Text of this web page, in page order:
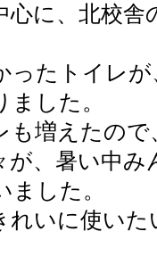
心に、北校
ったトイレ
ました。
も増えたの
が、暑い中
ました。
れいに使いた